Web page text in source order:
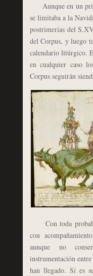
Aunque en un
se limitaba a la
postrimerías del
del Corpus, y luego
calendario litúrgico.
en cualquier caso
Corpus seguirán
Con toda
con
aunque no
instrumentación entre
han llegado. Sí es